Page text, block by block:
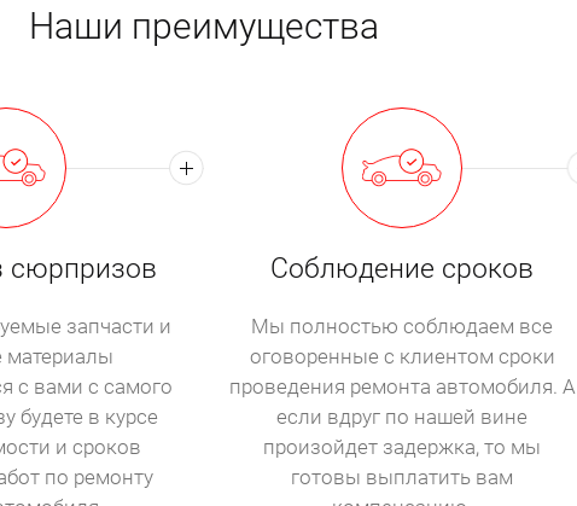
Наши преимущества
сюрпризов
запчасти и
материалы
с вами с самого
будете в курсе
и сроков
по ремонту
Соблюдение сроков
Мы полностью соблюдаем все
оговоренные с клиентом сроки
проведения ремонта автомобиля. А
если вдруг по нашей вине
произойдет задержка, то мы
готовы выплатить вам